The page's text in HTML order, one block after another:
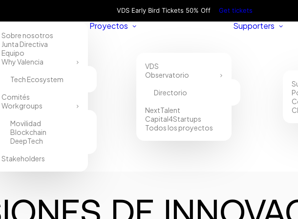
VDS Early Bird Tickets 50% Off Get tickets
Sobre nosotros
Junta Directiva
Equipo
Why Valencia
Tech Ecosystem
Comités
Workgroups
Movilidad
Blockchain
DeepTech
Stakeholders
Proyectos
VDS
Observatorio
Directorio
NextTalent
Capital4Startups
Todos los proyectos
Supporters